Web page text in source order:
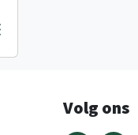
Volg ons